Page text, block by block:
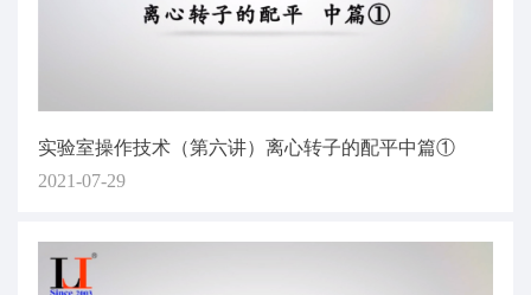
实验室操作技术（第六讲）离心转子的配平中篇①
2021-07-29